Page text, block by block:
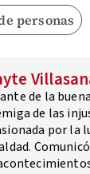
personas
de la
de las
por la